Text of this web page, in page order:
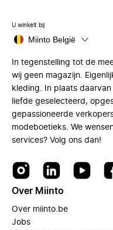
U winkelt bij
Miinto België
In tegenstelling tot de
wij geen magazijn.
kleding. In plaats
liefde geselecteerd,
gepassioneerde
modeboetieks. We
services? Volg ons dan!
Over Miinto
Over miinto.be
Jobs